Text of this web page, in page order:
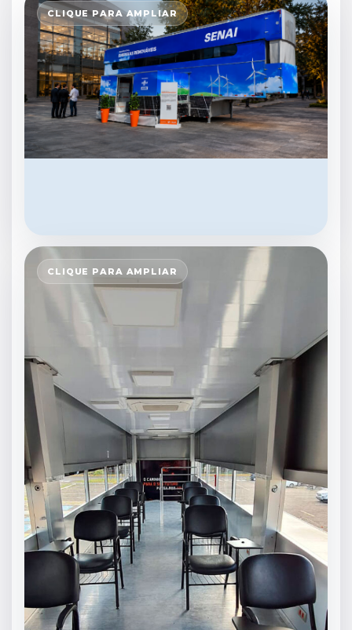
CLIQUE PARA AMPLIAR
CLIQUE PARA AMPLIAR